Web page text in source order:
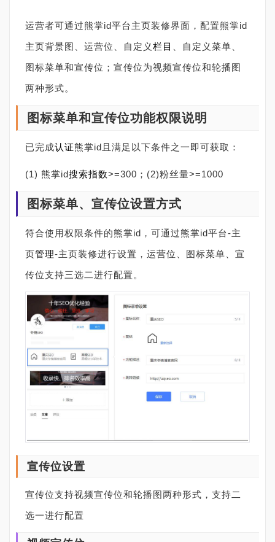
运营者可通过熊掌id平台主页装修界面，配置熊掌id
主页背景图、运营位、自定义 栏目
、自定义菜单、
图标菜单和宣传位；宣传位为视频宣传位和轮播图
两种形式。
图标菜单和宣传位功能权限说明
已完成认证熊掌id且满足以下条件之一即可获取：
(1) 熊掌id搜索指数>=300；(2)粉丝量>=1000
图标菜单、宣传位设置方式
符合使用权限条件的熊掌id，可通过熊掌id平台-主
页管理-主页装修进行设置，运营位、图标菜单、宣
传位支持三选二进行配置。
宣传位设置
宣传位支持视频宣传位和轮播图两种形式，支持二
选一进行配置